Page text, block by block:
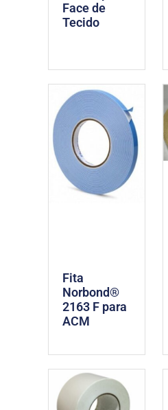
Face de
Tecido
Fita
Norbond®
2163 F para
ACM